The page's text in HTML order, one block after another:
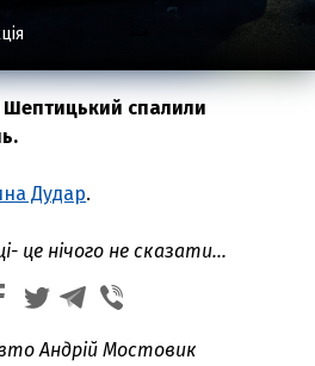
Шептицький спалили
Дудар.
це нічого не сказати...
Андрій Мостовик